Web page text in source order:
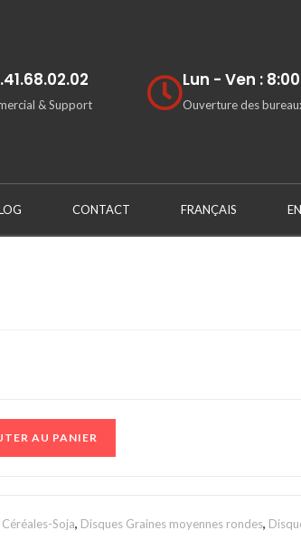
& Support
Lun - Ven :
Ouverture des
CONTACT FRANÇAIS
AU PANIER
Soja, Disques Graines moyennes rondes,